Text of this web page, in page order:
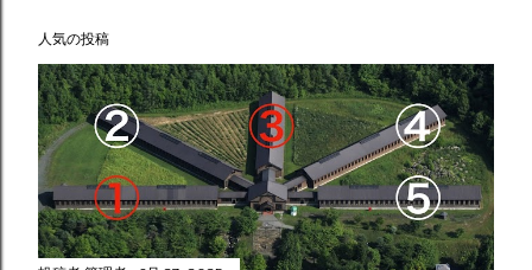
人気の投稿